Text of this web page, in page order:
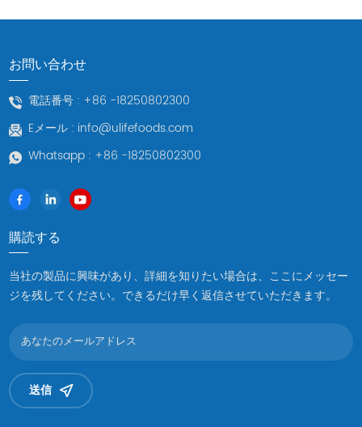
お問い合わせ
電話番号 : +86 -18250802300
Eメール : info@ulifefoods.com
Whatsapp : +86 -18250802300
購読する
当社の製品に興味があり、詳細を知りたい場合は、ここにメッセー
ジを残してください。できるだけ早く返信させていただきます。
送信